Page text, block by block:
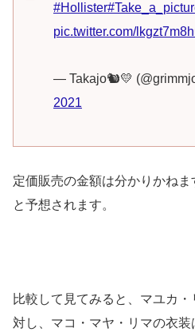
#Hollister
pic.twitter.com/
— Takajo🐿💛
2021
定価販売の金額は分かりかねま
と予想されます。
比較して見てみると、マユカ
対し、マコ・マヤ・リマの衣